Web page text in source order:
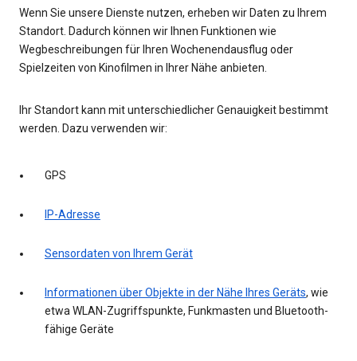
Wenn Sie unsere Dienste nutzen, erheben wir Daten zu Ihrem
Standort. Dadurch können wir Ihnen Funktionen wie
Wegbeschreibungen für Ihren Wochenendausflug oder
Spielzeiten von Kinofilmen in Ihrer Nähe anbieten.
Ihr Standort kann mit unterschiedlicher Genauigkeit bestimmt
werden. Dazu verwenden wir:
GPS
IP-Adresse
Sensordaten von Ihrem Gerät
Informationen über Objekte in der Nähe Ihres Geräts, wie
etwa WLAN-Zugriffspunkte, Funkmasten und Bluetooth-
fähige Geräte